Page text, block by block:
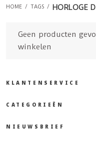
HOME / TAGS / HORLOGE
Geen producten
winkelen
KLANTENSERVICE
CATEGORIEËN
NIEUWSBRIEF